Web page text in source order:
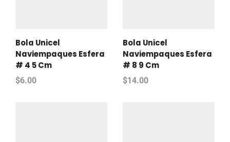
Bola Unicel
Naviempaques Esfera
# 4 5 Cm
$6.00
Bola Unicel
Naviempaques Esfera
# 8 9 Cm
$14.00